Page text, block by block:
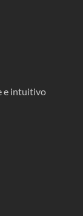
e intuitivo